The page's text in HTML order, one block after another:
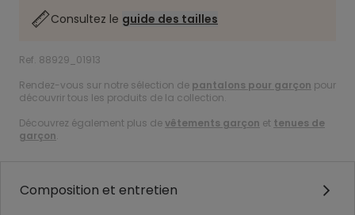
Consultez le guide des tailles
Ref. 88929_01913
Rendez-vous sur notre sélection de pantalons pour garçon pour
découvrir tous les produits de la collection.
Découvrez également plus devêtements garçon et tenues de
garçon.
Composition et entretien